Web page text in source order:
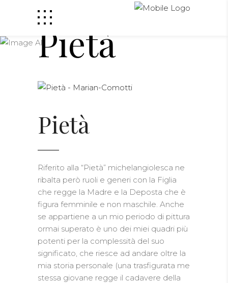
Pietà
Pietà
Riferito alla “Pietà” michelangiolesca ne
ribalta però ruoli e generi con la Figlia
che regge la Madre e la Deposta che è
figura femminile e non maschile. Anche
se appartiene a un mio periodo di pittura
ormai superato è uno dei miei quadri più
potenti per la complessità del suo
significato, che riesce ad andare oltre la
mia storia personale (una trasfigurata me
stessa giovane regge il cadavere della